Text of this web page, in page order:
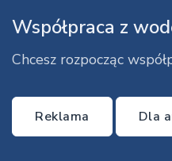
Współpraca z
Chcesz rozpocząc
Reklama Dla